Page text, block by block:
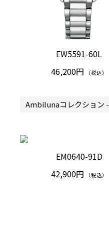
EW5591-60L
46,200円
（税込）
Ambilunaコレクション -
EM0640-91D
42,900円
（税込）